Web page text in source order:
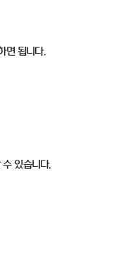
면 됩니다.
있습니다.